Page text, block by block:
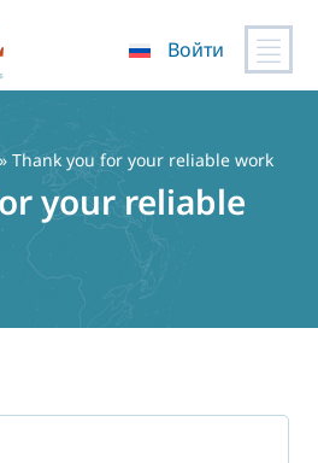
Войти
Thank you for your reliable work
your reliable